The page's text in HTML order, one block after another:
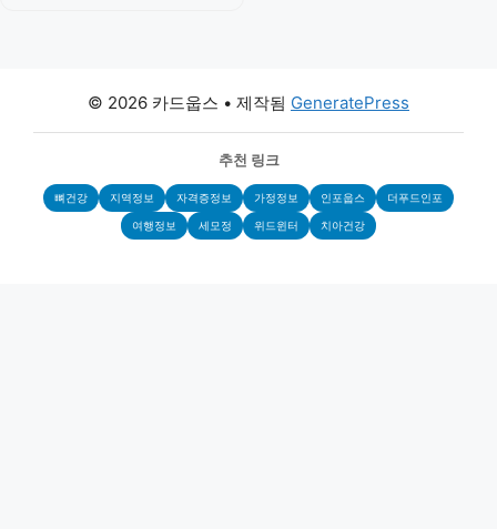
© 2026 카드웁스 • 제작됨 GeneratePress
추천 링크
뼈건강 지역정보 자격증정보 가정정보 인포웁스 더푸드인포
여행정보 세모정 위드윈터 치아건강